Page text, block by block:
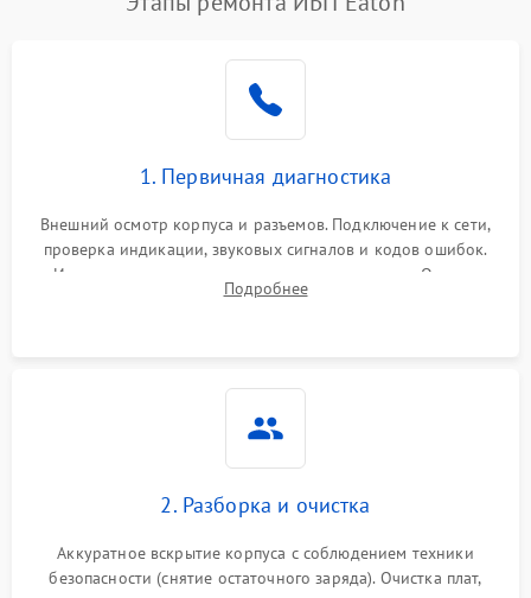
1. Первичная диагностика
Внешний осмотр корпуса и разъемов. Подключение к сети,
проверка индикации, звуковых сигналов и кодов ошибок.
Измерение входного и выходного напряжения. Оценка
реакции ИБП на отключение основного питания без
Подробнее
2. Разборка и очистка
Аккуратное вскрытие корпуса с соблюдением техники
безопасности (снятие остаточного заряда). Очистка плат,